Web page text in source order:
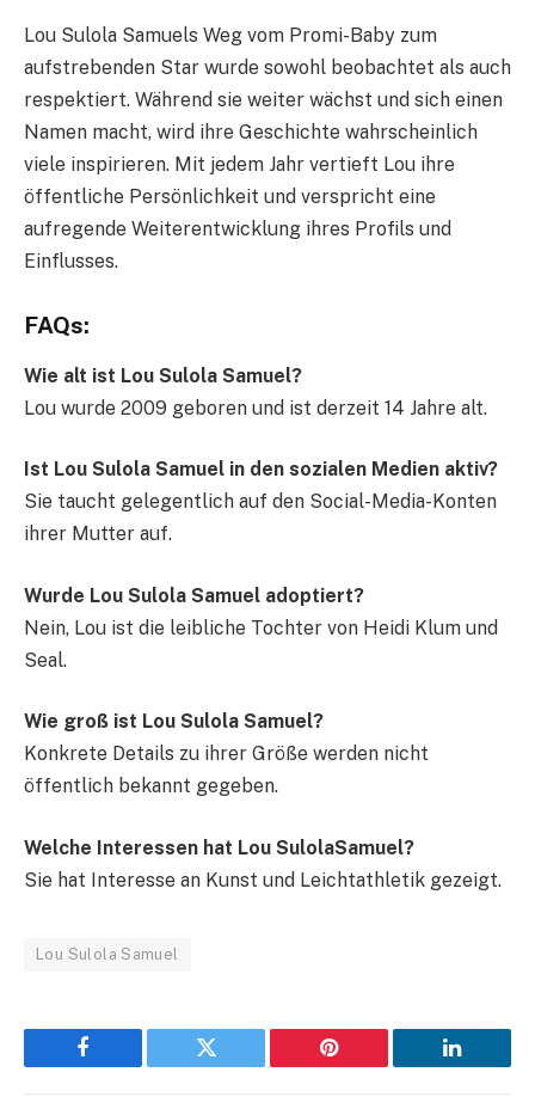
Lou Sulola Samuels Weg vom Promi-Baby zum
aufstrebenden Star wurde sowohl beobachtet als auch
respektiert. Während sie weiter wächst und sich einen
Namen macht, wird ihre Geschichte wahrscheinlich
viele inspirieren. Mit jedem Jahr vertieft Lou ihre
öffentliche Persönlichkeit und verspricht eine
aufregende Weiterentwicklung ihres Profils und
Einflusses.
FAQs:
Wie alt ist Lou Sulola Samuel?
Lou wurde 2009 geboren und ist derzeit 14 Jahre alt.
Ist Lou Sulola Samuel in den sozialen Medien aktiv?
Sie taucht gelegentlich auf den Social-Media-Konten
ihrer Mutter auf.
Wurde Lou Sulola Samuel adoptiert?
Nein, Lou ist die leibliche Tochter von Heidi Klum und
Seal.
Wie groß ist Lou Sulola Samuel?
Konkrete Details zu ihrer Größe werden nicht
öffentlich bekannt gegeben.
Welche Interessen hat Lou SulolaSamuel?
Sie hat Interesse an Kunst und Leichtathletik gezeigt.
Lou Sulola Samuel
Facebook Twitter Pinterest LinkedIn